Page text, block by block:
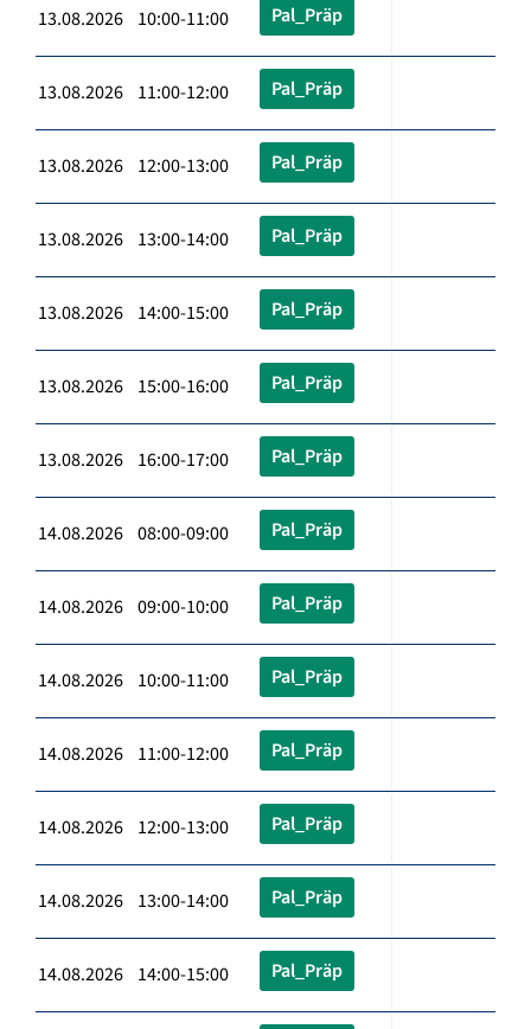
13.08.2026 10:00-11:00 Pal_Präp
13.08.2026 11:00-12:00 Pal_Präp
13.08.2026 12:00-13:00 Pal_Präp
13.08.2026 13:00-14:00 Pal_Präp
13.08.2026 14:00-15:00 Pal_Präp
13.08.2026 15:00-16:00 Pal_Präp
13.08.2026 16:00-17:00 Pal_Präp
14.08.2026 08:00-09:00 Pal_Präp
14.08.2026 09:00-10:00 Pal_Präp
14.08.2026 10:00-11:00 Pal_Präp
14.08.2026 11:00-12:00 Pal_Präp
14.08.2026 12:00-13:00 Pal_Präp
14.08.2026 13:00-14:00 Pal_Präp
14.08.2026 14:00-15:00 Pal_Präp